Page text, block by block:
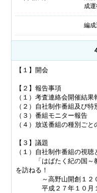
成
編
【１】開会
【２】報告事項
（１）考査連絡会開催結果
（２）自社制作番組及び
（３）番組モニター報告
（４）放送番組の種別ご
【３】議題
（１）自社制作番組の視聴
「はばたく紀の国～教
を訪ねる！
～高野山開創１２００
平成２７年１０月１８